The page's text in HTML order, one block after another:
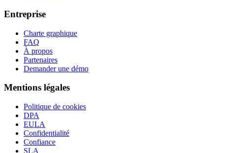
Entreprise
Charte graphique
FAQ
À propos
Partenaires
Demander une démo
Mentions légales
Politique de cookies
DPA
EULA
Confidentialité
Confiance
SLA